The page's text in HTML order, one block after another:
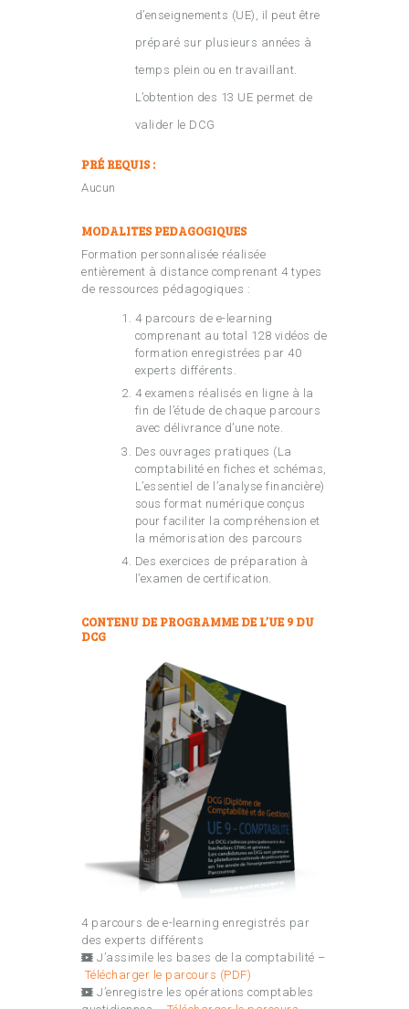
d’enseignements (UE), il peut être
préparé sur plusieurs années à
temps plein ou en travaillant.
L’obtention des 13 UE permet de
valider le DCG
PRÉ REQUIS :
Aucun
MODALITES PEDAGOGIQUES
Formation personnalisée réalisée
entièrement à distance comprenant 4 types
de ressources pédagogiques :
4 parcours de e-learning
comprenant au total 128 vidéos de
formation enregistrées par 40
experts différents.
4 examens réalisés en ligne à la
fin de l’étude de chaque parcours
avec délivrance d’une note.
Des ouvrages pratiques (La
comptabilité en fiches et schémas,
L’essentiel de l’analyse financière)
sous format numérique conçus
pour faciliter la compréhension et
la mémorisation des parcours
Des exercices de préparation à
l’examen de certification.
CONTENU DE PROGRAMME DE L’UE 9 DU
DCG
4 parcours de e-learning enregistrés par
des experts différents
J’assimile les bases de la comptabilité –
Télécharger le parcours (PDF)
J’enregistre les opérations comptables